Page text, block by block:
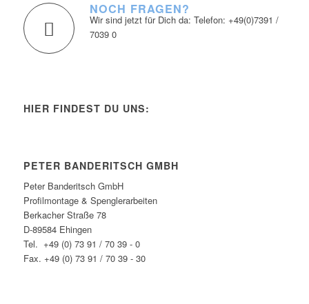
NOCH FRAGEN?
Wir sind jetzt für Dich da: Telefon: +49(0)7391 /
7039 0
HIER FINDEST DU UNS:
PETER BANDERITSCH GMBH
Peter Banderitsch GmbH
Profilmontage & Spenglerarbeiten
Berkacher Straße 78
D-89584 Ehingen
Tel. +49 (0) 73 91 / 70 39 - 0
Fax. +49 (0) 73 91 / 70 39 - 30